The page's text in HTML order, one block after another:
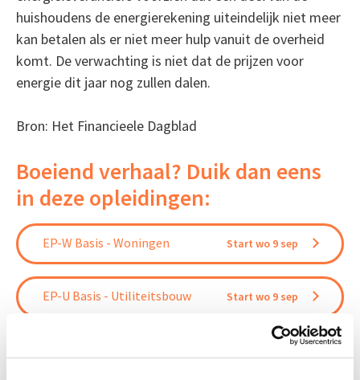
huishoudens de energierekening uiteindelijk niet meer
kan betalen als er niet meer hulp vanuit de overheid
komt. De verwachting is niet dat de prijzen voor
energie dit jaar nog zullen dalen.
Bron: Het Financieele Dagblad
Boeiend verhaal? Duik dan eens
in deze opleidingen:
EP-W Basis - Woningen Start wo 9 sep
EP-U Basis - Utiliteitsbouw Start wo 9 sep
Start do 24 sep